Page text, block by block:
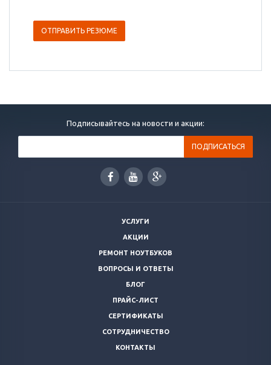
ОТПРАВИТЬ РЕЗЮМЕ
Подписывайтесь на новости и акции:
УСЛУГИ
АКЦИИ
РЕМОНТ НОУТБУКОВ
ВОПРОСЫ И ОТВЕТЫ
БЛОГ
ПРАЙС-ЛИСТ
СЕРТИФИКАТЫ
СОТРУДНИЧЕСТВО
КОНТАКТЫ